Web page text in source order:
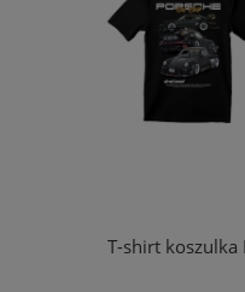
T-shirt koszulka